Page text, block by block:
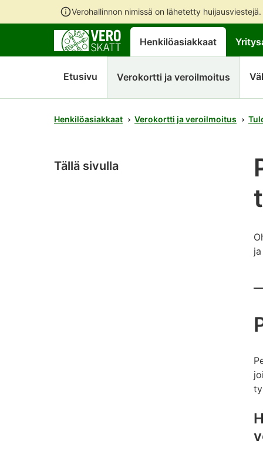
Verohallinnon nimissä on lähetetty huijausviestejä.
Henkilöasiakkaat
Etusivu Verokortti ja veroilmoitus
Henkilöasiakkaat Verokortti ja veroilmoitus
Tällä sivulla